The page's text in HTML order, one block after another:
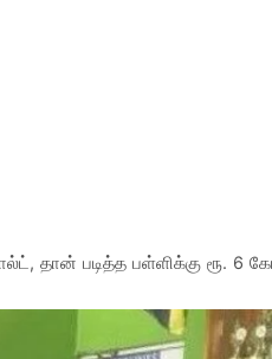
படித்த பள்ளிக்கு ரூ. 6